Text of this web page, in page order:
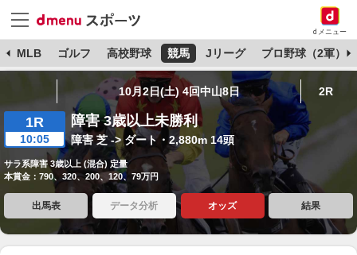
dメニュー
MLB ゴルフ 高校野球 競馬 Jリーグ プロ野球（2軍）
10月2日(土) 4回中山8日 2R
1R
10:05
障害 3歳以上未勝利
障害 芝 -> ダート・2,880m 14頭
サラ系障害 3歳以上 (混合) 定量
本賞金：790、320、200、120、79万円
出馬表 データ分析 オッズ 結果